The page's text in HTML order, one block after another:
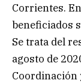
Corrientes.
beneficiados
Se trata del
agosto de
Coordinación